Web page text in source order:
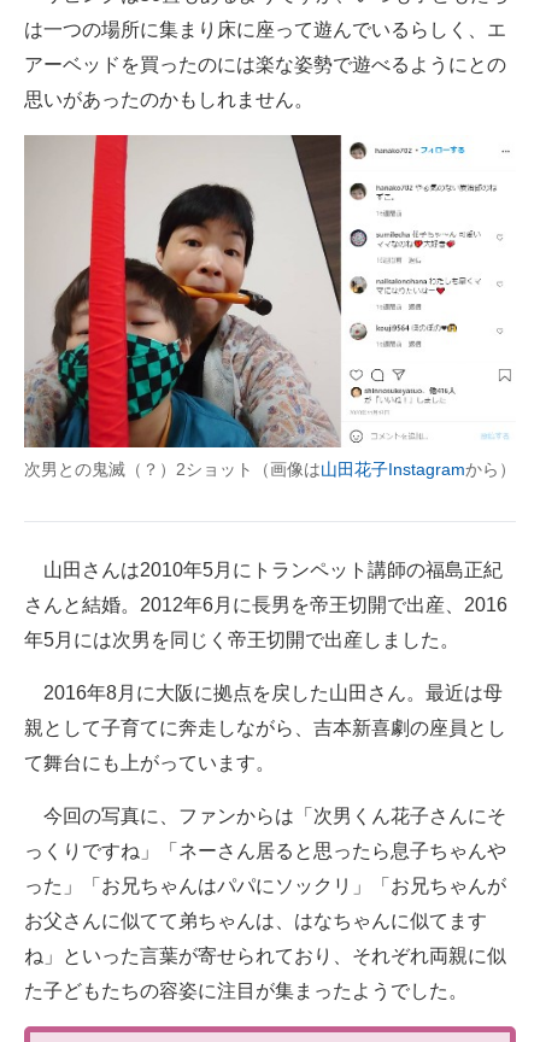
エレクトロニクス専門サイト
電子設計の基本と応用
エネルギーの専門メディア
建設×テクノロジーの最前線
ちょっと気になるネットの話題
は一つの場所に集まり床に座って遊んでいるらしく、エ
アーベッドを買ったのには楽な姿勢で遊べるようにとの
思いがあったのかもしれません。
次男との鬼滅（？）2ショット（画像は山田花子Instagramから）
山田さんは2010年5月にトランペット講師の福島正紀
さんと結婚。2012年6月に長男を帝王切開で出産、2016
年5月には次男を同じく帝王切開で出産しました。
2016年8月に大阪に拠点を戻した山田さん。最近は母
親として子育てに奔走しながら、吉本新喜劇の座員とし
て舞台にも上がっています。
今回の写真に、ファンからは「次男くん花子さんにそ
っくりですね」「ネーさん居ると思ったら息子ちゃんや
った」「お兄ちゃんはパパにソックリ」「お兄ちゃんが
お父さんに似てて弟ちゃんは、はなちゃんに似てます
ね」といった言葉が寄せられており、それぞれ両親に似
た子どもたちの容姿に注目が集まったようでした。